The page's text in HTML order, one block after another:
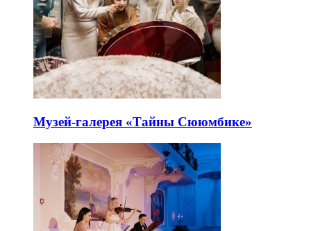
Музей-галерея «Тайны Сююмбике»